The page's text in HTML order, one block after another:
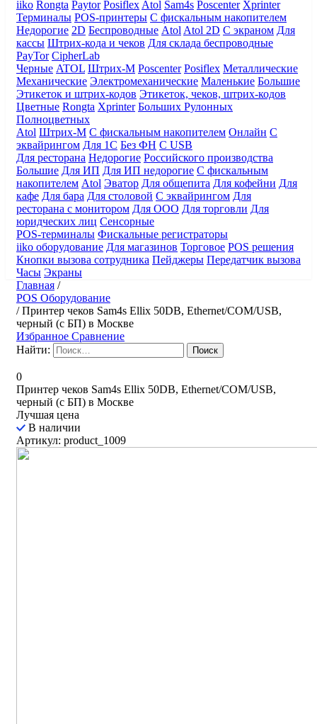
iiko Rongta Paytor Posiflex Atol Sam4s Poscenter Xprinter
Терминалы POS-принтеры С фискальным накопителем
Недорогие 2D Беспроводные Atol Atol 2D С экраном Для
кассы Штрих-кода и чеков Для склада беспроводные
PayTor CipherLab
Черные ATOL Штрих-М Poscenter Posiflex Металлические
Механические Электромеханические Маленькие Большие
Этикеток и штрих-кодов Этикеток, чеков, штрих-кодов
Цветные Rongta Xprinter Больших Рулонных
Полноцветных
Atol Штрих-М С фискальным накопителем Онлайн С
эквайрингом Для 1С Без ФН С USB
Для ресторана Недорогие Российского производства
Большие Для ИП Для ИП недорогие С фискальным
накопителем Atol Эватор Для общепита Для кофейни Для
кафе Для бара Для столовой С эквайрингом Для
ресторана с монитором Для ООО Для торговли Для
юридческих лиц Сенсорные
POS-терминалы Фискальные регистраторы
iiko оборудование Для магазинов Торговое POS решения
Кнопки вызова сотрудника Пейджеры Передатчик вызова
Часы Экраны
Главная /
POS Оборудование
/Принтер чеков Sam4s Ellix 50DB, Ethernet/COM/USB,
черный (с БП) в Москве
Избранное Сравнение
Найти:
0
Принтер чеков Sam4s Ellix 50DB, Ethernet/COM/USB,
черный (с БП) в Москве
Лучшая цена
В наличии
Артикул: product_1009